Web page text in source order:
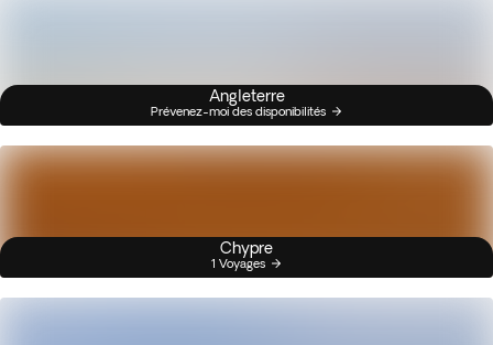
Angleterre
Prévenez-moi des disponibilités
Chypre
1 Voyages